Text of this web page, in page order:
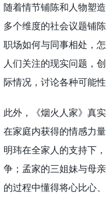
随着情节铺陈和人物塑
多个维度的社会议题铺
职场如何与同事相处，
人们关注的现实问题，
际情况，讨论各种可能
此外，《烟火人家》真
在家庭内获得的情感力
明玮在全家人的支持下
争；孟家的三姐妹与母
的过程中懂得将心比心